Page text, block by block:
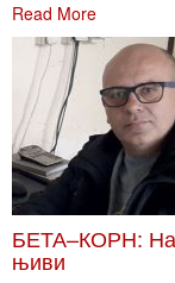
Read More
БЕТА–КОРН:
њиви